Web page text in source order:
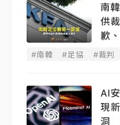
南
供
歉
#南韓 #足協 #裁判
AI
現
洞